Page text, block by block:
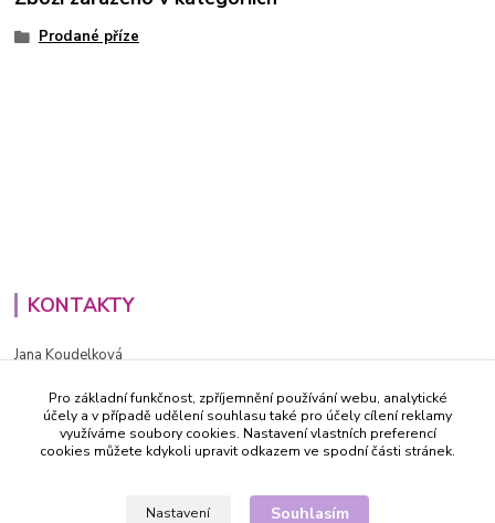
Prodané příze
KONTAKTY
Jana Koudelková
PO - PÁ (8-16h)
info@decida.cz
Pro základní funkčnost, zpříjemnění používání webu, analytické
účely a v případě udělení souhlasu také pro účely cílení reklamy
využíváme soubory cookies. Nastavení vlastních preferencí
cookies můžete kdykoli upravit odkazem ve spodní části stránek.
Nastavení Souhlasím